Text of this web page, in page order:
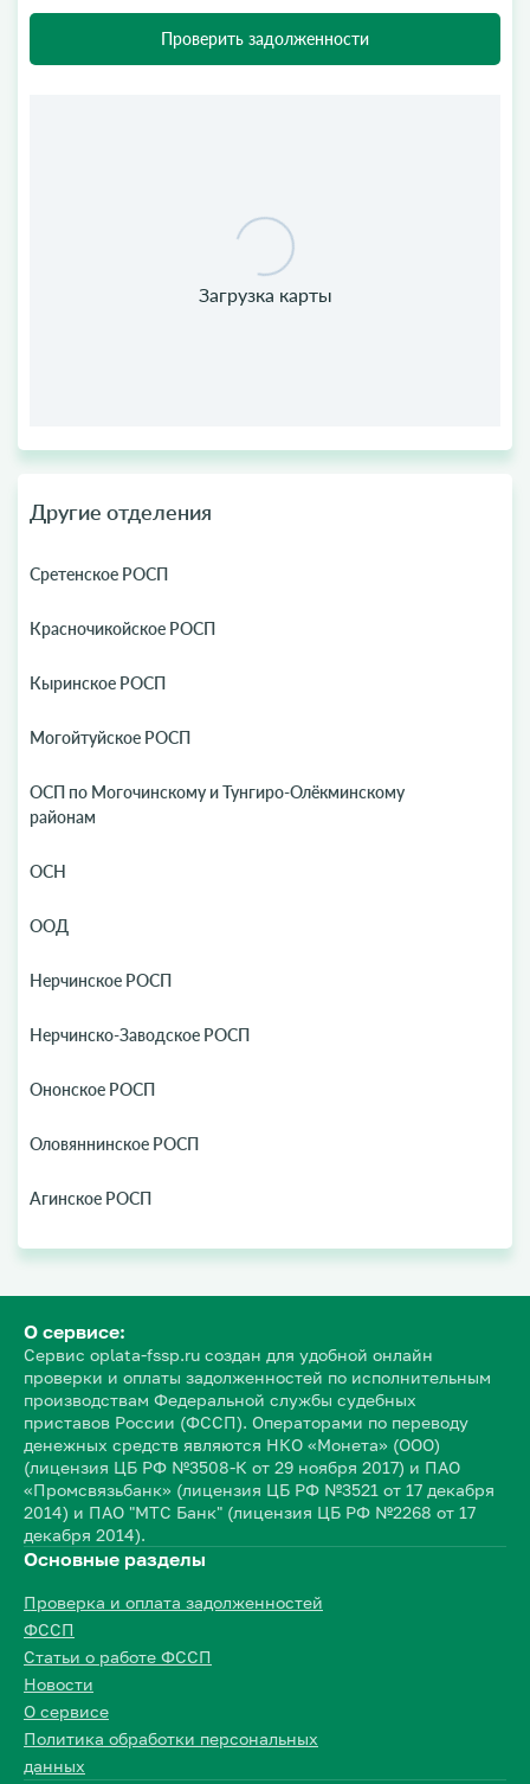
Проверить задолженности
Другие отделения
Сретенское РОСП
Красночикойское РОСП
Кыринское РОСП
Могойтуйское РОСП
ОСП по Могочинскому и Тунгиро-Олёкминскому
районам
ОСН
ООД
Нерчинское РОСП
Нерчинско-Заводское РОСП
Ононское РОСП
Оловяннинское РОСП
Агинское РОСП
О сервисе:
Сервис oplata-fssp.ru создан для удобной онлайн
проверки и оплаты задолженностей по исполнительным
производствам Федеральной службы судебных
приставов России (ФССП). Операторами по переводу
денежных средств являются НКО «Монета» (ООО)
(лицензия ЦБ РФ №3508-К от 29 ноября 2017) и ПАО
«Промсвязьбанк» (лицензия ЦБ РФ №3521 от 17 декабря
2014) и ПАО "МТС Банк" (лицензия ЦБ РФ №2268 от 17
декабря 2014).
Основные разделы
Проверка и оплата задолженностей
ФССП
Статьи о работе ФССП
Новости
О сервисе
Политика обработки персональных
данных